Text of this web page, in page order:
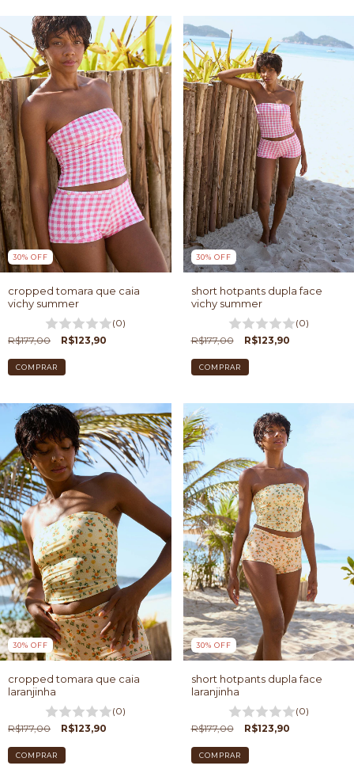
30% OFF
cropped tomara que caia
vichy summer
(0)
R$177,00
R$123,90
COMPRAR
30% OFF
short hotpants dupla face
vichy summer
(0)
R$177,00
R$123,90
COMPRAR
30% OFF
cropped tomara que caia
laranjinha
(0)
R$177,00
R$123,90
COMPRAR
30% OFF
short hotpants dupla face
laranjinha
(0)
R$177,00
R$123,90
COMPRAR